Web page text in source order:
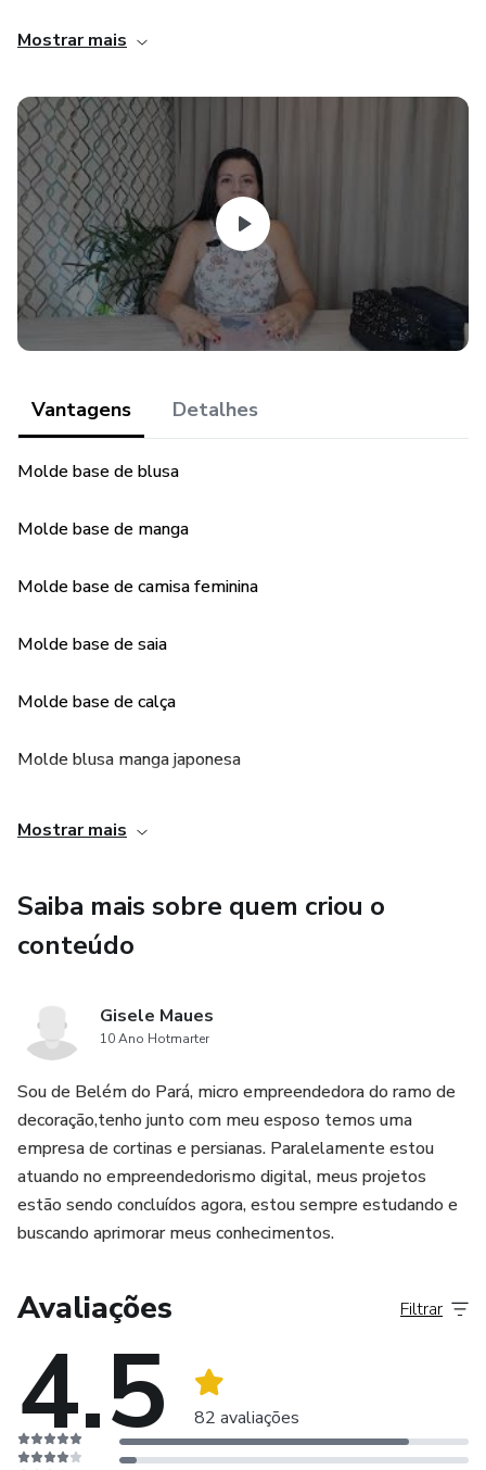
passo a passo.
Mostrar mais
Vantagens Detalhes
Molde base de blusa
Molde base de manga
Molde base de camisa feminina
Molde base de saia
Molde base de calça
Molde blusa manga japonesa
Mostrar mais
Saiba mais sobre quem criou o
conteúdo
Gisele Maues
10 Ano Hotmarter
Sou de Belém do Pará, micro empreendedora do ramo de
decoração,tenho junto com meu esposo temos uma
empresa de cortinas e persianas. Paralelamente estou
atuando no empreendedorismo digital, meus projetos
estão sendo concluídos agora, estou sempre estudando e
buscando aprimorar meus conhecimentos.
Avaliações
4.5 82 avaliações
Filtrar